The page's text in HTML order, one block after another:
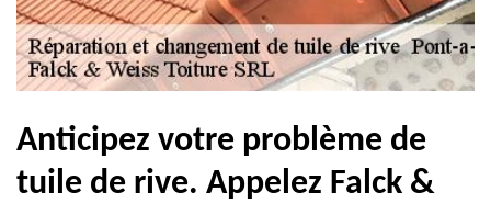
Anticipez votre problème de
tuile de rive. Appelez Falck &